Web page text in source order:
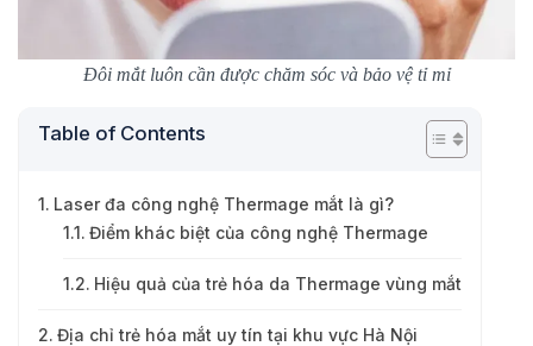
Đôi mắt luôn cần được chăm sóc và bảo vệ tỉ mỉ
Table of Contents
Laser đa công nghệ Thermage mắt là gì?
Điểm khác biệt của công nghệ Thermage
Hiệu quả của trẻ hóa da Thermage vùng mắt
Địa chỉ trẻ hóa mắt uy tín tại khu vực Hà Nội